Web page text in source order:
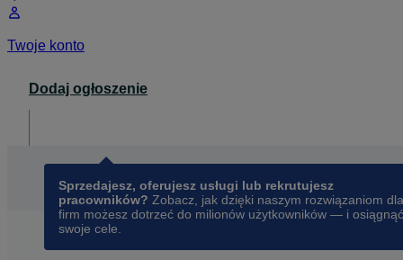
Twoje konto
Dodaj ogłoszenie
Sprzedajesz, oferujesz usługi lub rekrutujesz
pracowników? Zobacz, jak dzięki naszym rozwiązaniom dla
firm możesz dotrzeć do milionów użytkowników — i osiągnąć
swoje cele.